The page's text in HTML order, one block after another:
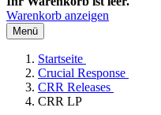
Warenkorb anzeigen
Menü
Startseite
Crucial Response
CRR Releases
CRR LP